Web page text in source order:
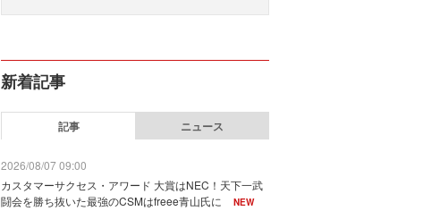
新着記事
記事 ニュース
2026/08/07 09:00
カスタマーサクセス・アワード 大賞はNEC！天下一武
闘会を勝ち抜いた最強のCSMはfreee青山氏に
NEW